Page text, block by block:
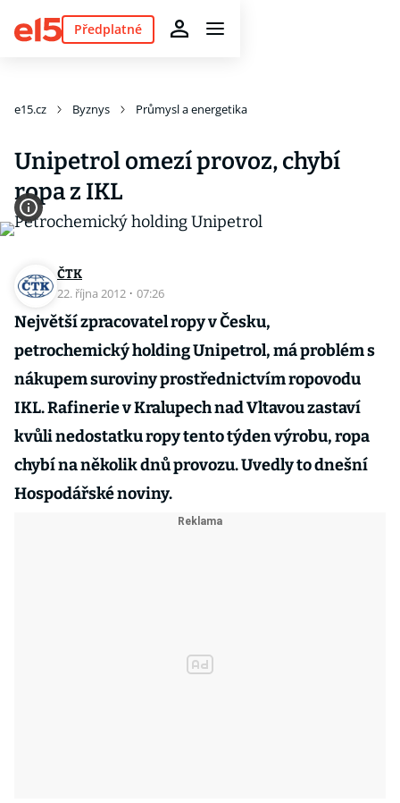
Předplatné
e15.cz Byznys Průmysl a energetika
Unipetrol omezí provoz, chybí
ropa z IKL
ČTK
22. října 2012 · 07:26
Největší zpracovatel ropy v Česku,
petrochemický holding Unipetrol, má problém s
nákupem suroviny prostřednictvím ropovodu
IKL. Rafinerie v Kralupech nad Vltavou zastaví
kvůli nedostatku ropy tento týden výrobu, ropa
chybí na několik dnů provozu. Uvedly to dnešní
Hospodářské noviny.